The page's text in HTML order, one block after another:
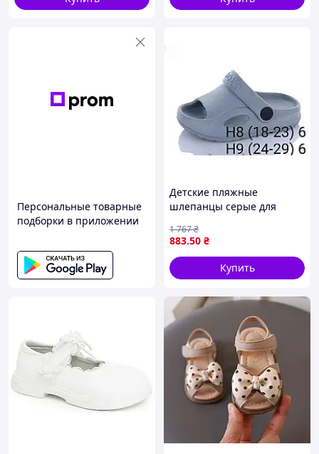
Персональные товарные
подборки в приложении
Детские пляжные
шлепанцы серые для
бренда CROSS 24-29
размер 6 пар в упаковке
883.50 ₴
1 767₴
Купить